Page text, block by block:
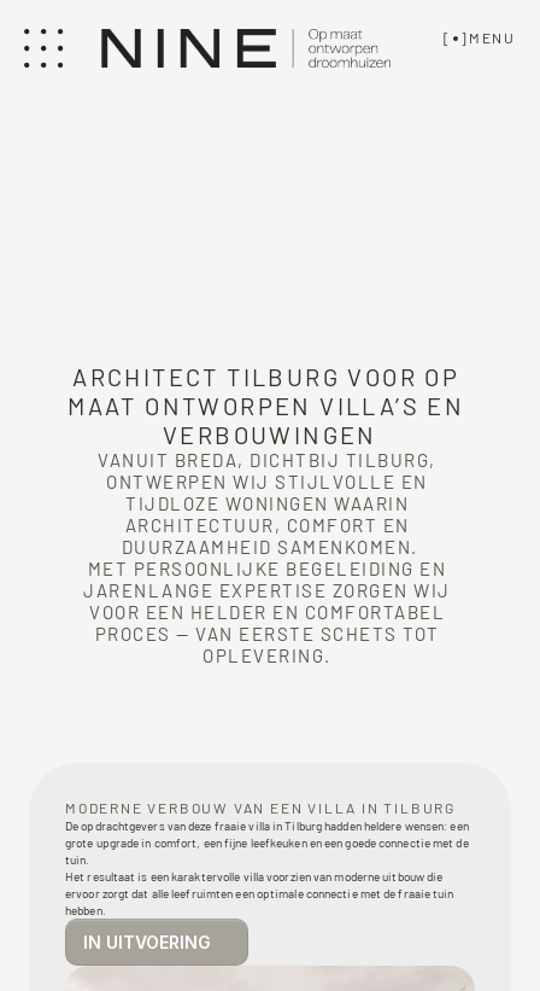
[  ] MENU
ARCHITECT TILBURG VOOR OP
MAAT ONTWORPEN VILLA’S EN
VERBOUWINGEN
VANUIT BREDA, DICHTBIJ TILBURG,
ONTWERPEN WIJ STIJLVOLLE EN
TIJDLOZE WONINGEN WAARIN
ARCHITECTUUR, COMFORT EN
DUURZAAMHEID SAMENKOMEN.
MET PERSOONLIJKE BEGELEIDING EN
JARENLANGE EXPERTISE ZORGEN WIJ
VOOR EEN HELDER EN COMFORTABEL
PROCES — VAN EERSTE SCHETS TOT
OPLEVERING.
MODERNE VERBOUW VAN EEN VILLA IN TILBURG
De opdrachtgevers van deze fraaie villa in Tilburg hadden heldere wensen: een
grote upgrade in comfort, een fijne leefkeuken en een goede connectie met de
tuin.
Het resultaat is een karaktervolle villa voorzien van moderne uitbouw die
ervoor zorgt dat alle leefruimten een optimale connectie met de fraaie tuin
hebben.
IN UITVOERING